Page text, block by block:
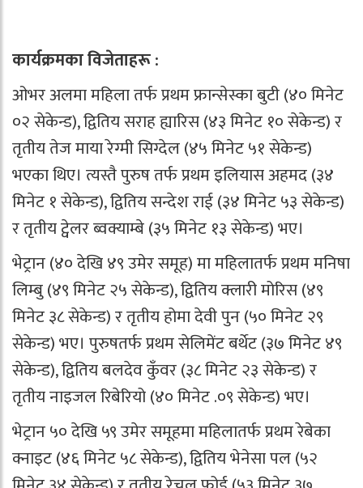
कार्यक्रमका विजेताहरू :
ओभर अलमा महिला तर्फ प्रथम फ्रान्सेस्का बुटी (४० मिनेट
०२ सेकेन्ड), द्वितिय सराह ह्यारिस (४३ मिनेट १० सेकेन्ड) र
तृतीय तेज माया रेग्मी सिग्देल (४५ मिनेट ५१ सेकेन्ड)
भएका थिए। त्यस्तै पुरुष तर्फ प्रथम इलियास अहमद (३४
मिनेट १ सेकेन्ड), द्वितिय सन्देश राई (३४ मिनेट ५३ सेकेन्ड)
र तृतीय ट्वेलर ब्वक्याम्बे (३५ मिनेट १३ सेकेन्ड) भए।
भेट्रान (४० देखि ४९ उमेर समूह) मा महिलातर्फ प्रथम मनिषा
लिम्बु (४९ मिनेट २५ सेकेन्ड), द्वितिय क्लारी मोरिस (४९
मिनेट ३८ सेकेन्ड) र तृतीय होमा देवी पुन (५० मिनेट २९
सेकेन्ड) भए। पुरुषतर्फ प्रथम सेलिमेंट बर्थेट (३७ मिनेट ४९
सेकेन्ड), द्वितिय बलदेव कुँवर (३८ मिनेट २३ सेकेन्ड) र
तृतीय नाइजल रिबेरियो (४० मिनेट .०९ सेकेन्ड) भए।
भेट्रान ५० देखि ५९ उमेर समूहमा महिलातर्फ प्रथम रेबेका
क्नाइट (४६ मिनेट ५८ सेकेन्ड), द्वितिय भेनेसा पल (५२